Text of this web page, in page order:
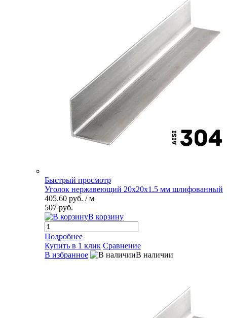
Быстрый просмотр
Уголок нержавеющий 20х20х1.5 мм шлифованный
405.60 руб. / м
507 руб.
В корзину
Подробнее
Купить в 1 клик Сравнение
В избранное
В наличии